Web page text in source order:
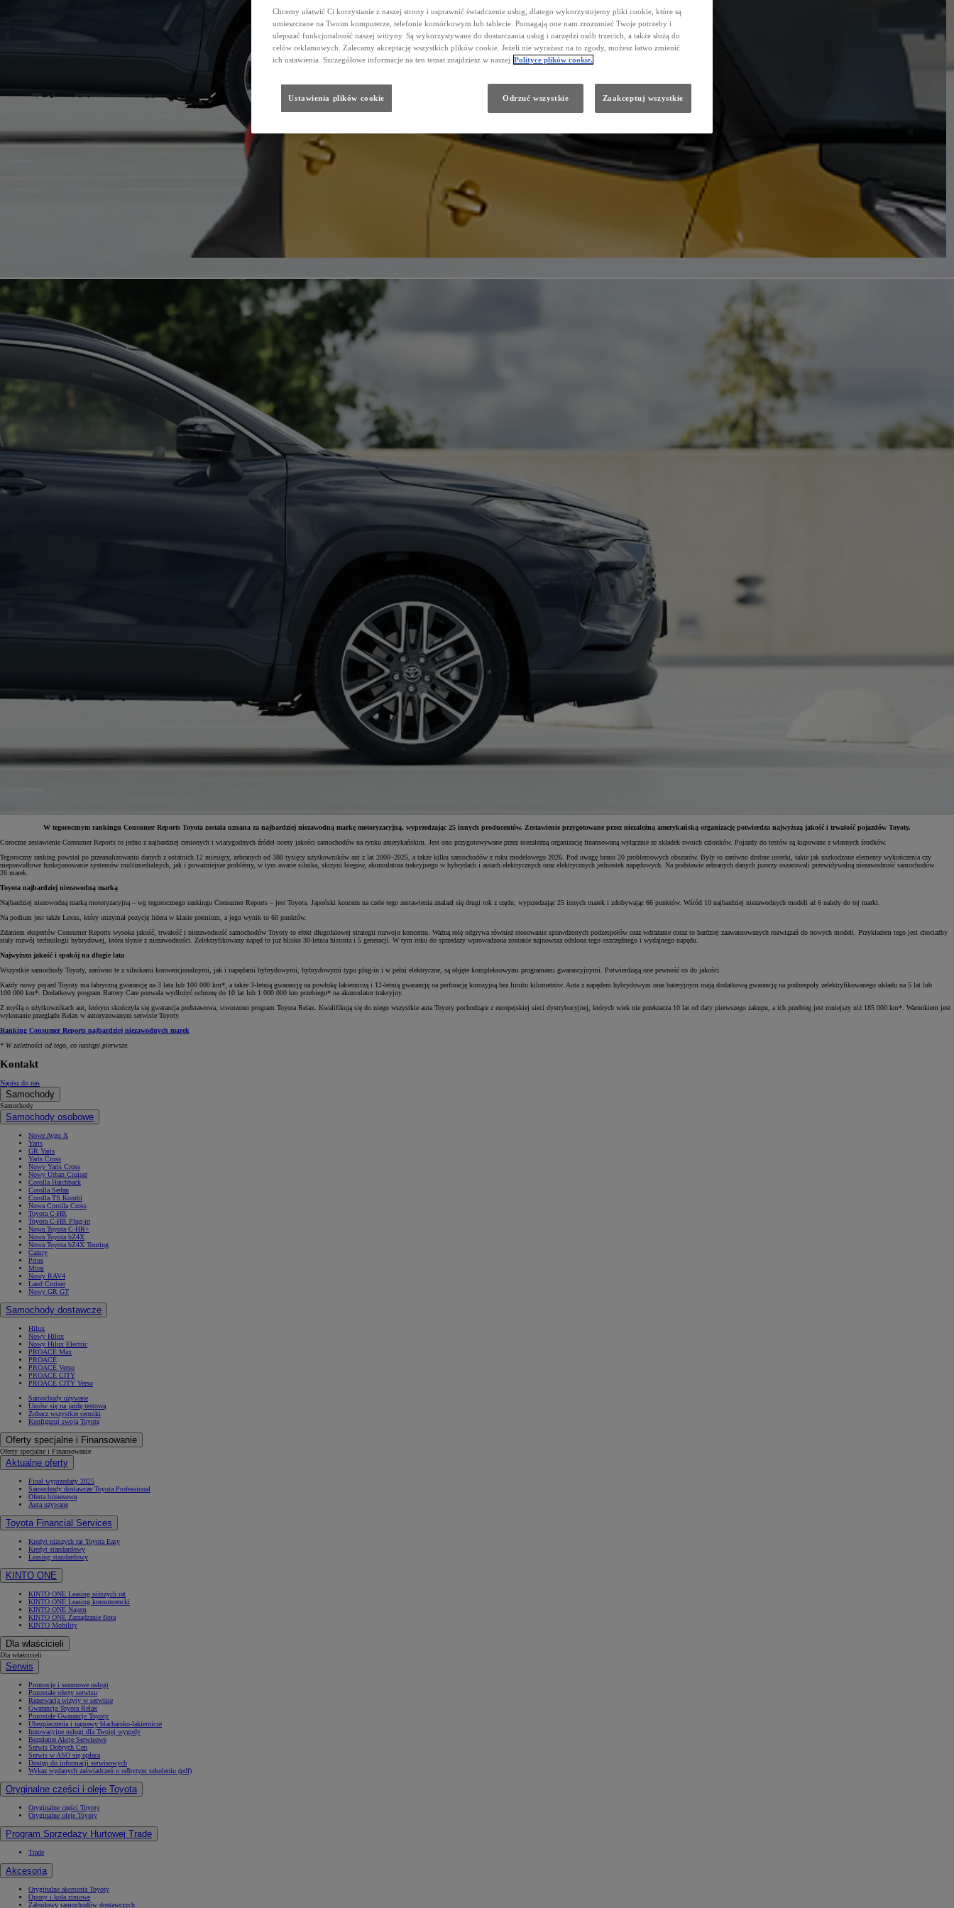
Od81 900 zł
HYBRID
W tegorocznym rankingu Consumer Reports Toyota została uznana za najbardziej niezawodną markę motoryzacyjną, wyprzedzając 25 innych producentów. Zestawienie przygotowane przez niezależną amerykańską organizację potwierdza najwyższą jakość i trwałość pojazdów Toyoty.
Coroczne zestawienie Consumer Reports to jedno z najbardziej cenionych i wiarygodnych źródeł oceny jakości samochodów na rynku amerykańskim. Jest ono przygotowywane przez niezależną organizację finansowaną wyłącznie ze składek swoich członków. Pojazdy do testów są kupowane z własnych środków.
Tegoroczny ranking powstał po przeanalizowaniu danych z ostatnich 12 miesięcy, zebranych od 380 tysięcy użytkowników aut z lat 2000–2025, a także kilku samochodów z roku modelowego 2026. Pod uwagę brano 20 problemowych obszarów. Były to zarówno drobne usterki, takie jak uszkodzone elementy wykończenia czy
nieprawidłowe funkcjonowanie systemów multimedialnych, jak i poważniejsze problémy, w tym awarie silnika, skrzyni biegów, akumulatora trakcyjnego w hybrydach i autach elektrycznych oraz elektrycznych jednostek napędowych. Na podstawie zebranych danych jurorzy oszacowali przewidywalną niezawodność samochodów
26 marek.
Toyota najbardziej niezawodną marką
Najbardziej niezowodną marką motoryzacyjną – wg tegorocznego rankingu Consumer Reports – jest Toyota. Japoński koncern na czele tego zestawienia znalazł się drugi rok z rzędu, wyprzedzając 25 innych marek i zdobywając 66 punktów. Wśród 10 najbardziej niezawodnych modeli aż 6 należy do tej marki.
Na podium jest także Lexus, który utrzymał pozycję lidera w klasie premium, a jego wynik to 60 punktów.
Zdaniem ekspertów Consumer Reports wysoka jakość, trwałość i niezawodność samochodów Toyoty to efekt długofalowej strategii rozwoju koncernu. Ważną rolę odgrywa również stosowanie sprawdzonych podzespołów oraz wdrażanie coraz to bardziej zaawansowanych rozwiązań do nowych modeli. Przykładem tego jest chociażby
stały rozwój technologii hybrydowej, która słynie z niezawodności. Zelektryfikowany napęd to już blisko 30-letnia historia i 5 generacji. W tym roku do sprzedaży wprowadzona zostanie najnowsza odsłona tego oszczędnego i wydajnego napędu.
Najwyższa jakość i spokój na długie lata
Wszystkie samochody Toyoty, zarówno te z silnikami konwencjonalnymi, jak i napędami hybrydowymi, hybrydowymi typu plug-in i w pełni elektryczne, są objęte kompleksowymi programami gwarancyjnymi. Potwierdzają one pewność co do jakości.
Każdy nowy pojazd Toyoty ma fabryczną gwarancję na 3 lata lub 100 000 km*, a także 3-letnią gwarancję na powłokę lakierniczą i 12-letnią gwarancję na perforację korozyjną bez limitu kilometrów. Auta z napędem hybrydowym oraz bateryjnym mają dodatkową gwarancję na podzespoły zelektryfikowanego układu na 5 lat lub
100 000 km*. Dodatkowy program Battery Care pozwala wydłużyć ochronę do 10 lat lub 1 000 000 km przebiegu* na akumulator trakcyjny.
Z myślą o użytkownikach aut, którym skończyła się gwarancja podstawowa, stworzono program Toyota Relax. Kwalifikują się do niego wszystkie auta Toyoty pochodzące z europejskiej sieci dystrybucyjnej, których wiek nie przekracza 10 lat od daty pierwszego zakupu, a ich przebieg jest mniejszy niż 185 000 km*. Warunkiem jest
wykonanie przeglądu Relax w autoryzowanym serwisie Toyoty.
Ranking Consumer Reports najbardziej niezawodnych marek
* W zależności od tego, co nastąpi pierwsze.
Kontakt
Napisz do nas
Samochody
Samochody
Samochody osobowe
Nowe Aygo X
Yaris
GR Yaris
Yaris Cross
Nowy Yaris Cross
Nowy Urban Cruiser
Corolla Hatchback
Corolla Sedan
Corolla TS Kombi
Nowa Corolla Cross
Toyota C-HR
Toyota C-HR Plug-in
Nowa Toyota C-HR+
Nowa Toyota bZ4X
Nowa Toyota bZ4X Touring
Camry
Prius
Mirai
Nowy RAV4
Land Cruiser
Nowy GR GT
Samochody dostawcze
Hilux
Nowy Hilux
Nowy Hilux Electric
PROACE Max
PROACE
PROACE Verso
PROACE CITY
PROACE CITY Verso
Samochody używane
Umów się na jazdę testową
Zobacz wszystkie cenniki
Konfiguruj swoją Toyotę
Oferty specjalne i Finansowanie
Oferty specjalne i Finansowanie
Aktualne oferty
Finał wyprzedaży 2025
Samochody dostawcze Toyota Professional
Oferta biznesowa
Auta używane
Toyota Financial Services
Kredyt niższych rat Toyota Easy
Kredyt standardowy
Leasing standardowy
KINTO ONE
KINTO ONE Leasing niższych rat
KINTO ONE Leasing konsumencki
KINTO ONE Najem
KINTO ONE Zarządzanie flotą
KINTO Mobility
Dla właścicieli
Dla właścicieli
Serwis
Promocje i sezonowe usługi
Pozostałe oferty serwisu
Rezerwacja wizyty w serwisie
Gwarancja Toyota Relax
Pozostałe Gwarancje Toyoty
Ubezpieczenia i naprawy blacharsko-lakiernicze
Innowacyjne usługi dla Twojej wygody
Bezpłatne Akcje Serwisowe
Serwis Dobrych Cen
Serwis w ASO się opłaca
Dostęp do informacji serwisowych
Wykaz wydanych zaświadczeń o odbytym szkoleniu (pdf)
Oryginalne części i oleje Toyota
Oryginalne części Toyoty
Oryginalne oleje Toyoty
Program Sprzedaży Hurtowej Trade
Trade
Akcesoria
Oryginalne akcesoria Toyoty
Opony i koła zimowe
Zabudowy samochodów dostawczych
Chcemy ułatwić Ci korzystanie z naszej strony i usprawnić świadczenie usług, dlatego wykorzystujemy pliki cookie, które są
umieszczane na Twoim komputerze, telefonie komórkowym lub tablecie. Pomagają one nam zrozumieć Twoje potrzeby i
ulepszać funkcjonalność naszej witryny. Są wykorzystywane do dostarczania usług i narzędzi osób trzecich, a także służą do
celów reklamowych. Zalecamy akceptację wszystkich plików cookie. Jeżeli nie wyrażasz na to zgody, możesz łatwo zmienić
ich ustawienia. Szczegółowe informacje na ten temat znajdziesz w naszej Polityce plików cookie.
Ustawienia plików cookie Odrzuć wszystkie Zaakceptuj wszystkie